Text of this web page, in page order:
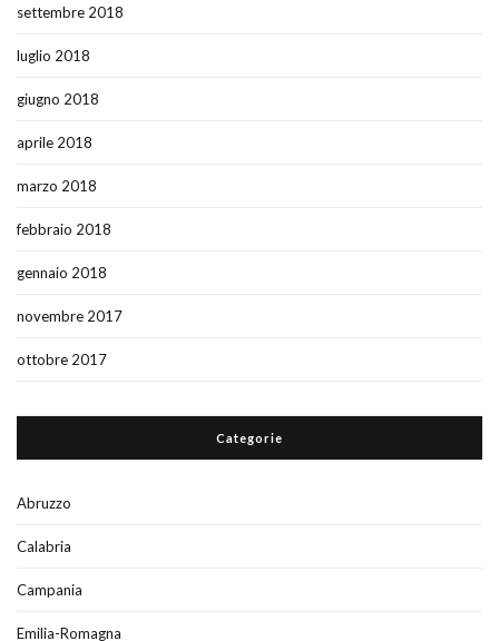
settembre 2018
luglio 2018
giugno 2018
aprile 2018
marzo 2018
febbraio 2018
gennaio 2018
novembre 2017
ottobre 2017
Categorie
Abruzzo
Calabria
Campania
Emilia-Romagna